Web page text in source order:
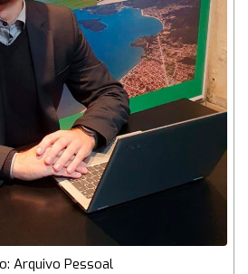
Arquivo Pessoal